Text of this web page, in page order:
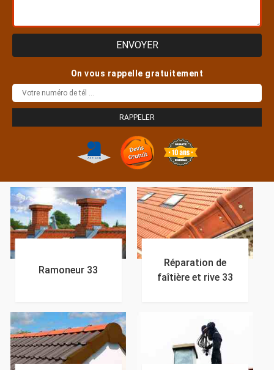
On vous rappelle gratuitement
Ramoneur 33
Réparation de
faîtière et rive 33